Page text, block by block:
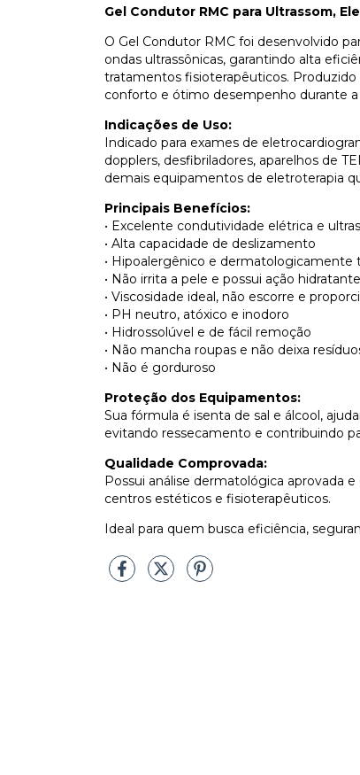
Gel Condutor RMC para Ultrassom,
O Gel Condutor RMC foi desenvolvido
ondas ultrassônicas, garantindo alta
tratamentos fisioterapêuticos.
conforto e ótimo desempenho durante a
Indicações de Uso:
Indicado para exames de
dopplers, desfibriladores, aparelhos de
demais equipamentos de eletroterapia
Principais Benefícios:
• Excelente condutividade elétrica e
• Alta capacidade de deslizamento
• Hipoalergênico e dermatologicamente
• Não irrita a pele e possui ação hidratante
• Viscosidade ideal, não escorre e
• PH neutro, atóxico e inodoro
• Hidrossolúvel e de fácil remoção
• Não mancha roupas e não deixa
• Não é gorduroso
Proteção dos Equipamentos:
Sua fórmula é isenta de sal e álcool,
evitando ressecamento e contribuindo
Qualidade Comprovada:
Possui análise dermatológica aprovada
centros estéticos e fisioterapêuticos.
Ideal para quem busca eficiência,